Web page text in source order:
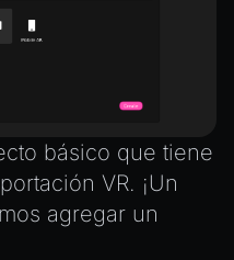
básico que tiene
VR. ¡Un
agregar un